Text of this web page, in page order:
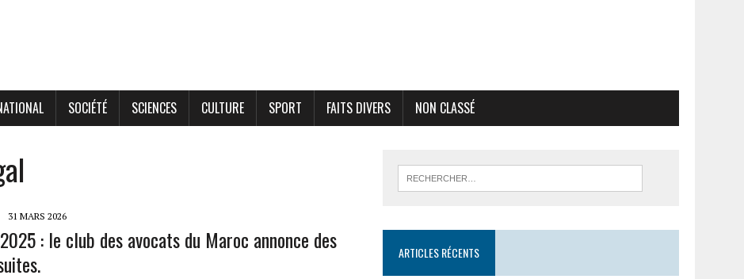
SOCIÉTÉ SCIENCES CULTURE SPORT FAITS DIVERS NON CLASSÉ
31 MARS 2026
: le club des avocats du Maroc annonce des
ARTICLES RÉCENTS